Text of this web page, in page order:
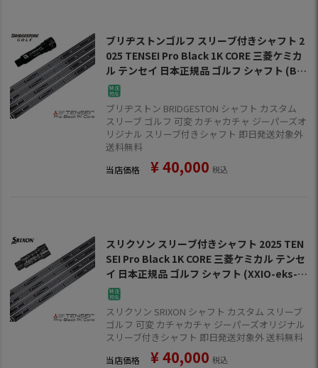
ブリヂストンゴルフ スリーブ付きシャフト 2
025 TENSEI Pro Black 1K CORE 三菱ケミカ
ル テンセイ 日本正規品 ゴルフ シャフト (B1
～B4／TOUR B／J815／J715)
ブリヂストン BRIDGESTON シャフト カスタム
スリーブ ゴルフ 可変 カチャカチャ ジーパーズオ
リジナル スリーブ付きシャフト 即日発送対象外
送料無料
当店価格 ¥40,000 税込
スリクソン スリーブ付きシャフト 2025 TEN
SEI Pro Black 1K CORE 三菱ケミカル テンセ
イ 日本正規品 ゴルフ シャフト (XXIO-eks-／
ZX7,5／Z785／Z765／Z565)
スリクソン SRIXON シャフト カスタム スリーブ
ゴルフ 可変 カチャカチャ ジーパーズオリジナル
スリーブ付きシャフト 即日発送対象外 送料無料
当店価格 ¥40,000 税込